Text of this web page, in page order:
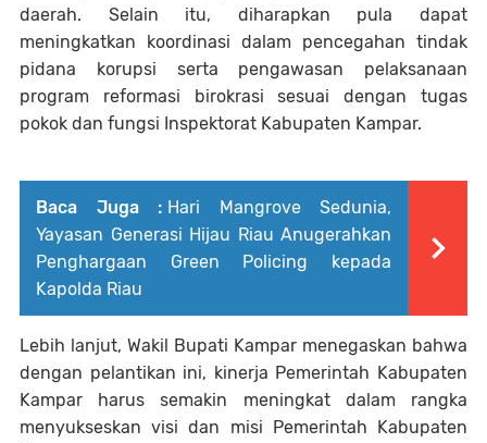
daerah. Selain itu, diharapkan pula dapat
meningkatkan koordinasi dalam pencegahan tindak
pidana korupsi serta pengawasan pelaksanaan
program reformasi birokrasi sesuai dengan tugas
pokok dan fungsi Inspektorat Kabupaten Kampar.
Baca Juga : Hari Mangrove Sedunia,
Yayasan Generasi Hijau Riau Anugerahkan
Penghargaan Green Policing kepada
Kapolda Riau
Lebih lanjut, Wakil Bupati Kampar menegaskan bahwa
dengan pelantikan ini, kinerja Pemerintah Kabupaten
Kampar harus semakin meningkat dalam rangka
menyukseskan visi dan misi Pemerintah Kabupaten